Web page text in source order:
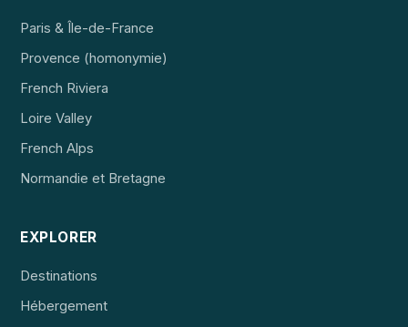
Paris & Île-de-France
Provence (homonymie)
French Riviera
Loire Valley
French Alps
Normandie et Bretagne
EXPLORER
Destinations
Hébergement